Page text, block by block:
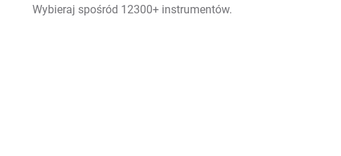
Wybieraj spośród 12300+ instrumentów.